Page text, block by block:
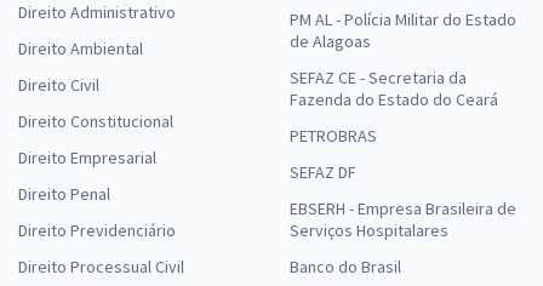
Direito Administrativo
Direito Ambiental
Direito Civil
Direito Constitucional
Direito Empresarial
Direito Penal
Direito Previdenciário
Direito Processual Civil
PM AL - Polícia Militar do Estado
de Alagoas
SEFAZ CE - Secretaria da
Fazenda do Estado do Ceará
PETROBRAS
SEFAZ DF
EBSERH - Empresa Brasileira de
Serviços Hospitalares
Banco do Brasil